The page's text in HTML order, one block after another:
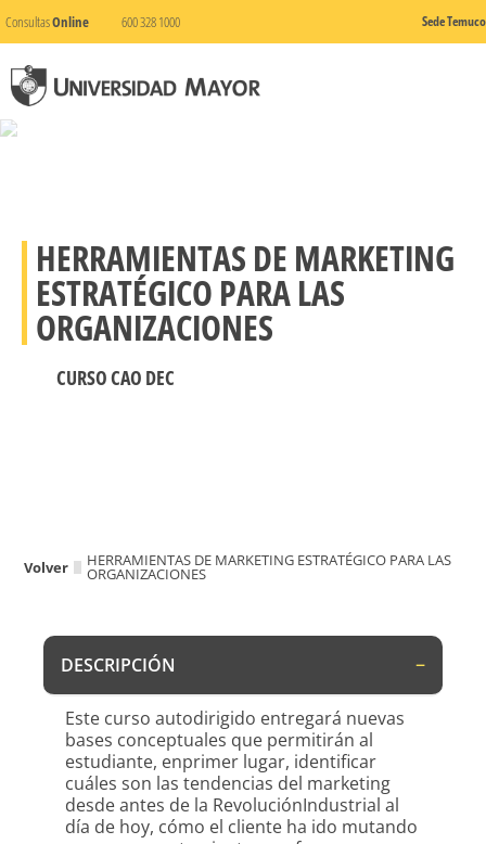
ConsultasOnline 600 328 1000 Sede Temuco
HERRAMIENTAS DE MARKETING
ESTRATÉGICO PARA LAS
ORGANIZACIONES
CURSO CAO DEC
Volver HERRAMIENTAS DE MARKETING ESTRATÉGICO PARA LAS
ORGANIZACIONES
DESCRIPCIÓN
Este curso autodirigido entregará nuevas
bases conceptuales que permitirán al
estudiante, enprimer lugar, identificar
cuáles son las tendencias del marketing
desde antes de la RevoluciónIndustrial al
día de hoy, cómo el cliente ha ido mutando